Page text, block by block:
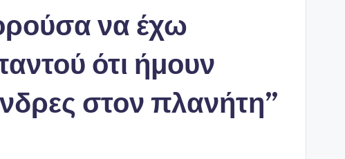
να έχω
ότι ήμουν
στον πλανήτη”